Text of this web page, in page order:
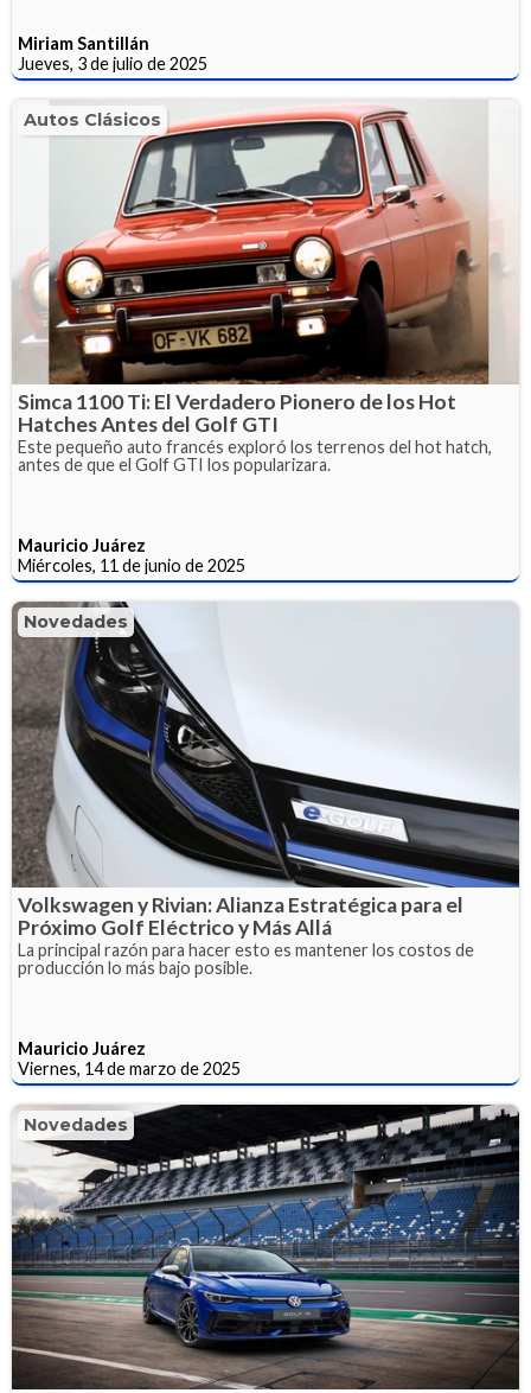
Miriam Santillán
Jueves, 3 de julio de 2025
Autos Clásicos
Simca 1100 Ti: El Verdadero Pionero de los Hot
Hatches Antes del Golf GTI
Este pequeño auto francés exploró los terrenos del hot hatch,
antes de que el Golf GTI los popularizara.
Mauricio Juárez
Miércoles, 11 de junio de 2025
Novedades
Volkswagen y Rivian: Alianza Estratégica para el
Próximo Golf Eléctrico y Más Allá
La principal razón para hacer esto es mantener los costos de
producción lo más bajo posible.
Mauricio Juárez
Viernes, 14 de marzo de 2025
Novedades